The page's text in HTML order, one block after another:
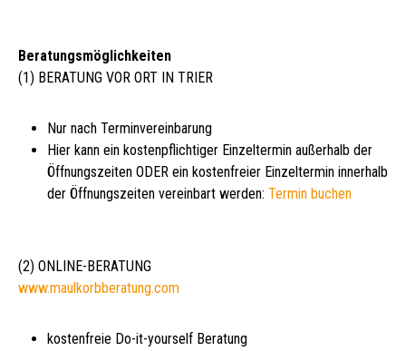
Beratungsmöglichkeiten
(1) BERATUNG VOR ORT IN TRIER
Nur nach Terminvereinbarung
Hier kann ein kostenpflichtiger Einzeltermin außerhalb der
Öffnungszeiten ODER ein kostenfreier Einzeltermin innerhalb
der Öffnungszeiten vereinbart werden: Termin buchen
(2) ONLINE-BERATUNG
www.maulkorbberatung.com
kostenfreie Do-it-yourself Beratung